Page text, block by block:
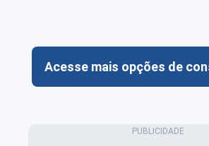
Acesse mais opções de